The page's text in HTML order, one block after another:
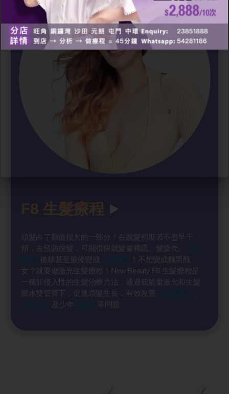
F8 生髮療程
頭髮占了顏值很大的一部分！在脫髮初期若不盡早干
預，去預防脫髮，可能很快就髮量稀疏、髮旋禿、
後移甚至最後變成
！不想變成醜男醜
女？就要做激光生髮療程！New Beauty F8 生髮療程是
一種非侵入性的生髮治療方法，通過低能量激光和生髮
藥水雙管齊下，促進頭髮生長，有效改善
及少年 等問題。